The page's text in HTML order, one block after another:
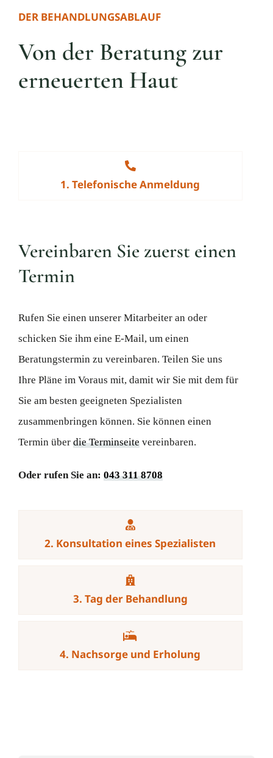
DER BEHANDLUNGSABLAUF
Von der Beratung zur
erneuerten Haut
1. Telefonische Anmeldung
Vereinbaren Sie zuerst einen
Termin
Rufen Sie einen unserer Mitarbeiter an oder
schicken Sie ihm eine E-Mail, um einen
Beratungstermin zu vereinbaren. Teilen Sie uns
Ihre Pläne im Voraus mit, damit wir Sie mit dem für
Sie am besten geeigneten Spezialisten
zusammenbringen können. Sie können einen
Termin über die Terminseitevereinbaren.
Oder rufen Sie an: 043 311 8708
2. Konsultation eines Spezialisten
3. Tag der Behandlung
4. Nachsorge und Erholung